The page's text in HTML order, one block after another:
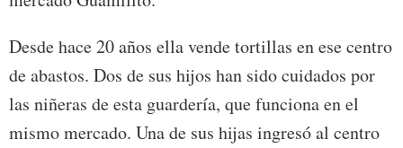
Desde hace 20 años ella vende tortillas en ese centro
de abastos. Dos de sus hijos han sido cuidados por
las niñeras de esta guardería, que funciona en el
mismo mercado. Una de sus hijas ingresó al centro